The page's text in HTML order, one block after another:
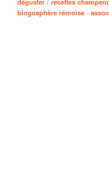
blogosphère rémoise -